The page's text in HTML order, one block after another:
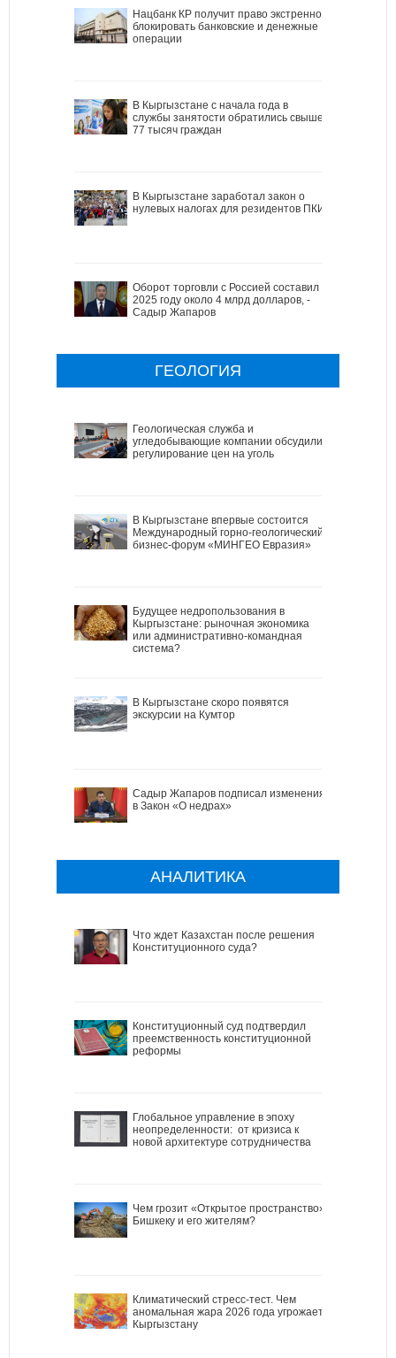
Нацбанк КР получит право экстренно
блокировать банковские и денежные
операции
В Кыргызстане с начала года в
службы занятости обратились свыше
77 тысяч граждан
В Кыргызстане заработал закон о
нулевых налогах для резидентов ПКИ
Оборот торговли с Россией составил в
2025 году около 4 млрд долларов, -
Садыр Жапаров
ГЕОЛОГИЯ
Геологическая служба и
угледобывающие компании обсудили
регулирование цен на уголь
В Кыргызстане впервые состоится
Международный горно-геологический
бизнес-форум «МИНГЕО Евразия»
Будущее недропользования в
Кыргызстане: рыночная экономика
или административно-командная
система?
В Кыргызстане скоро появятся
экскурсии на Кумтор
Садыр Жапаров подписал изменения
в Закон «О недрах»
АНАЛИТИКА
Что ждет Казахстан после решения
Конституционного суда?
Конституционный суд подтвердил
преемственность конституционной
реформы
Глобальное управление в эпоху
неопределенности: от кризиса к
новой архитектуре сотрудничества
Чем грозит «Открытое пространство»
Бишкеку и его жителям?
Климатический стресс-тест. Чем
аномальная жара 2026 года угрожает
Кыргызстану